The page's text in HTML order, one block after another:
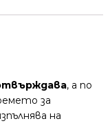
, а по
за
на